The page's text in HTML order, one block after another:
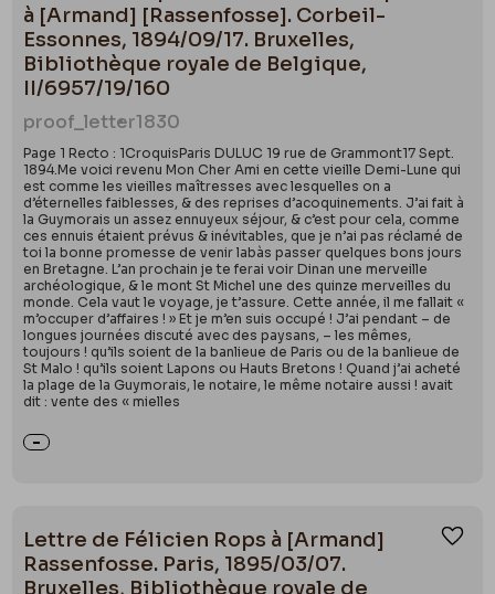
à [Armand] [Rassenfosse]. Corbeil-
Essonnes, 1894/09/17. Bruxelles,
Bibliothèque royale de Belgique,
II/6957/19/160
proof_letter1830
Page 1 Recto : 1CroquisParis DULUC 19 rue de Grammont17 Sept.
1894.Me voici revenu Mon Cher Ami en cette vieille Demi-Lune qui
est comme les vieilles maîtresses avec lesquelles on a
d’éternelles faiblesses, & des reprises d’acoquinements. J’ai fait à
la Guymorais un assez ennuyeux séjour, & c’est pour cela, comme
ces ennuis étaient prévus & inévitables, que je n’ai pas réclamé de
toi la bonne promesse de venir labàs passer quelques bons jours
en Bretagne. L’an prochain je te ferai voir Dinan une merveille
archéologique, & le mont St Michel une des quinze merveilles du
monde. Cela vaut le voyage, je t’assure. Cette année, il me fallait «
m’occuper d’affaires ! » Et je m’en suis occupé ! J’ai pendant – de
longues journées discuté avec des paysans, – les mêmes,
toujours ! qu’ils soient de la banlieue de Paris ou de la banlieue de
St Malo ! qu’ils soient Lapons ou Hauts Bretons ! Quand j’ai acheté
la plage de la Guymorais, le notaire, le même notaire aussi ! avait
dit : vente des « mielles
Lettre de Félicien Rops à [Armand]
Rassenfosse. Paris, 1895/03/07.
Bruxelles, Bibliothèque royale de